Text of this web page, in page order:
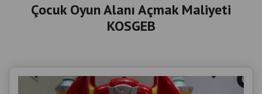
Çocuk Oyun Alanı Açmak Maliyeti
KOSGEB